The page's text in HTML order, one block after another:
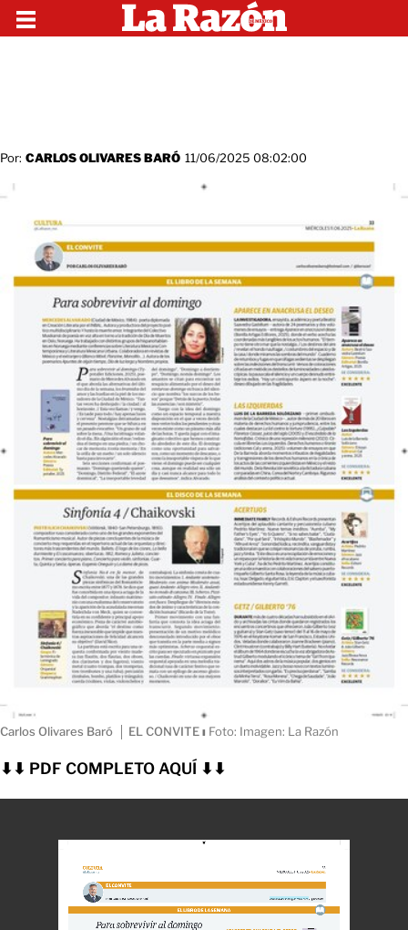
Por: CARLOS OLIVARES BARÓ 11/06/2025 08:02:00
Carlos Olivares Baró │ EL CONVITEı Foto: Imagen: La Razón
⬇⬇ PDF COMPLETO AQUÍ ⬇⬇